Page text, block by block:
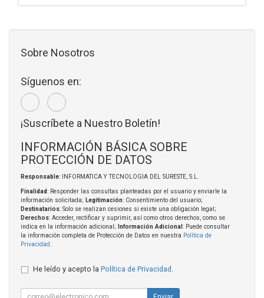
Sobre Nosotros
Síguenos en:
¡Suscríbete a Nuestro Boletín!
INFORMACIÓN BÁSICA SOBRE
PROTECCIÓN DE DATOS
Responsable: INFORMATICA Y TECNOLOGIA DEL SURESTE, S.L.
Finalidad: Responder las consultas planteadas por el usuario y enviarle la
información solicitada; Legitimación: Consentimiento del usuario;
Destinatarios: Solo se realizan cesiones si existe una obligación legal;
Derechos: Acceder, rectificar y suprimir, así como otros derechos, como se
indica en la información adicional;
Información Adicional : Puede consultar
la información completa de Protección de Datos en nuestra Política de
Privacidad
He leído y acepto la Política de Privacidad